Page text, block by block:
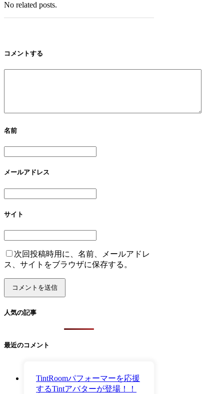
No related posts.
コメントする
名前
メールアドレス
サイト
次回投稿時用に、名前、メールアドレ
ス、サイトをブラウザに保存する。
人気の記事
最近のコメント
TintRoomパフォーマーを応援
するTintアバターが登場！！